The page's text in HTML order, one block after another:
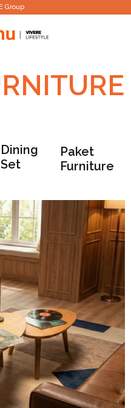
Group
Dining
Set
Paket
Furniture